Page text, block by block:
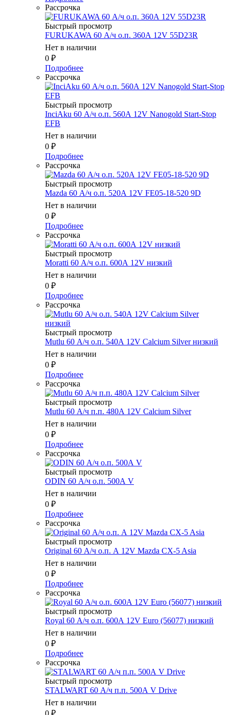
Рассрочка
Быстрый просмотр
FURUKAWA 60 А/ч о.п. 360А 12V 55D23R
Нет в наличии
0 ₽
Подробнее
Рассрочка
Быстрый просмотр
InciAku 60 А/ч о.п. 560А 12V Nanogold Start-Stop
EFB
Нет в наличии
0 ₽
Подробнее
Рассрочка
Быстрый просмотр
Mazda 60 А/ч о.п. 520А 12V FE05-18-520 9D
Нет в наличии
0 ₽
Подробнее
Рассрочка
Быстрый просмотр
Moratti 60 А/ч о.п. 600А 12V низкий
Нет в наличии
0 ₽
Подробнее
Рассрочка
Быстрый просмотр
Mutlu 60 А/ч о.п. 540А 12V Calcium Silver низкий
Нет в наличии
0 ₽
Подробнее
Рассрочка
Быстрый просмотр
Mutlu 60 А/ч п.п. 480А 12V Calcium Silver
Нет в наличии
0 ₽
Подробнее
Рассрочка
Быстрый просмотр
ODIN 60 А/ч о.п. 500А V
Нет в наличии
0 ₽
Подробнее
Рассрочка
Быстрый просмотр
Original 60 А/ч о.п. А 12V Mazda CX-5 Asia
Нет в наличии
0 ₽
Подробнее
Рассрочка
Быстрый просмотр
Royal 60 А/ч о.п. 600А 12V Euro (56077) низкий
Нет в наличии
0 ₽
Подробнее
Рассрочка
Быстрый просмотр
STALWART 60 А/ч п.п. 500А V Drive
Нет в наличии
0 ₽